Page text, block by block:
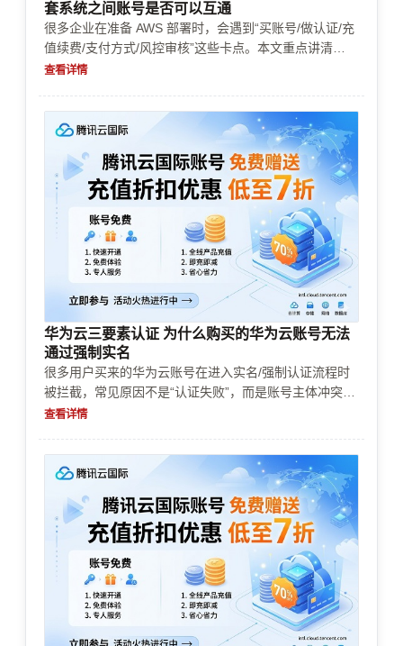
套系统之间账号是否可以互通
很多企业在准备 AWS 部署时，会遇到“买账号/做认证/充
值续费/支付方式/风控审核”这些卡点。本文重点讲清
AWS 中国区与国际区认证路径与要求的差异，以及两套
什么替代方案、以及如何控制成本与风险。
查看详情
华为云三要素认证 为什么购买的华为云账号无法
通过强制实名
很多用户买来的华为云账号在进入实名/强制认证流程时
被拦截，常见原因不是“认证失败”，而是账号主体冲突、
已绑定的实名认证信息、风控策略触发、充值/续费路径
费→支付方式→风控审核→资源限制→成本控制的顺序，
给出可落地的排查与处理步骤。
查看详情